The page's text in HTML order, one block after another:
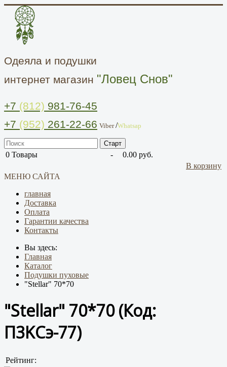
Одеяла и подушки
интернет магазин "Ловец Снов"
+7 (812) 981-76-45
+7 (952) 261-22-66 Viber/Whatsap
0 Товары -
0.00 руб.
В корзину
МЕНЮ САЙТА
главная
Доставка
Оплата
Гарантии качества
Контакты
Вы здесь:
Главная
Каталог
Подушки пуховые
"Stellar" 70*70
"Stellar" 70*70(Код:
П3KCэ-77)
Рейтинг: